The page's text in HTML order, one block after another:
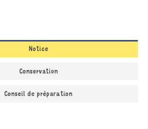
Notice
Conservation
Conseil de préparation